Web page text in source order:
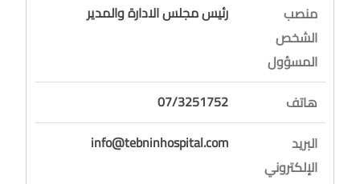
منصب
الشخص
المسؤول
رئيس مجلس الادارة والمدير
هاتف
07/3251752
البريد
الإلكتروني
info@tebninhospital.com